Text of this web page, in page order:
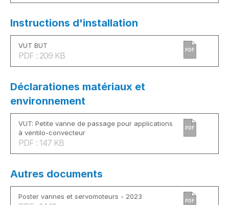
Instructions d'installation
VUT BUT
PDF : 209 KB
PDF
Déclarationes matériaux et
environnement
VUT: Petite vanne de passage pour applications
à ventilo-convecteur
PDF : 147 KB
PDF
Autres documents
Poster vannes et servomoteurs - 2023
PDF